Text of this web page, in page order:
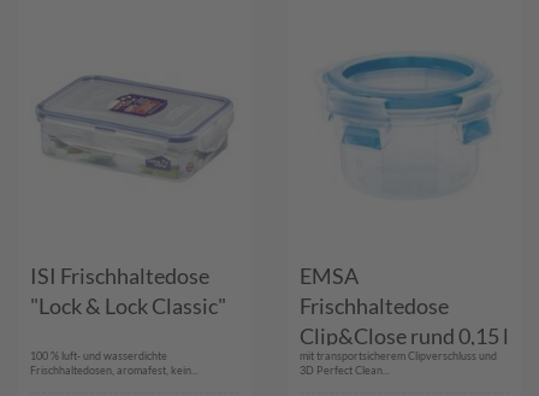
ISI Frischhaltedose
"Lock & Lock Classic"
100 % luft- und wasserdichte
Frischhaltedosen, aromafest, kein...
EMSA
Frischhaltedose
Clip&Close rund 0,15 l
mit transportsicherem Clipverschluss und
3D Perfect Clean...